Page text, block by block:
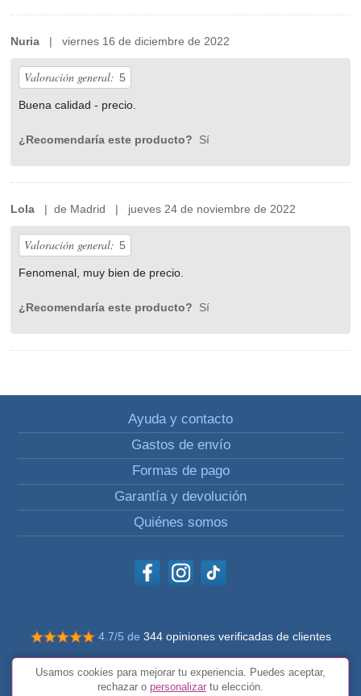
Nuria | viernes 16 de diciembre de 2022
Valoración general: 5
Buena calidad - precio.
¿Recomendaría este producto? Sí
Lola | de Madrid | jueves 24 de noviembre de 2022
Valoración general: 5
Fenomenal, muy bien de precio.
¿Recomendaría este producto? Sí
Ayuda y contacto
Gastos de envío
Formas de pago
Garantía y devolución
Quiénes somos
4.7/5 de 344 opiniones verificadas de clientes
© Todos los derechos reservados Impulsivos
Condiciones generales
Usamos cookies para mejorar tu experiencia. Puedes aceptar,
rechazar o personalizar tu elección.